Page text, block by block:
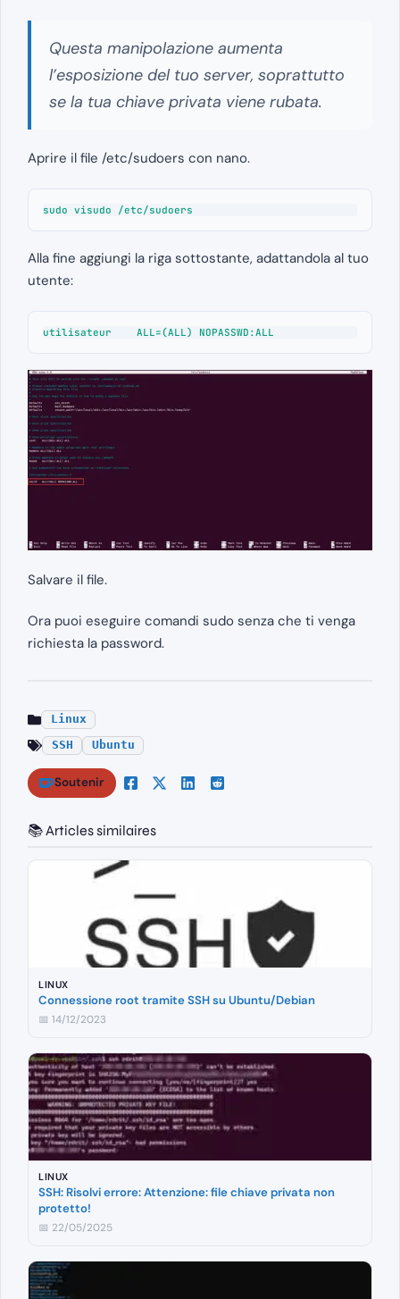
Questa manipolazione aumenta
l’esposizione del tuo server, soprattutto
se la tua chiave privata viene rubata.
Aprire il file /etc/sudoers con nano.
sudo visudo /etc/sudoers
Alla fine aggiungi la riga sottostante, adattandola al tuo
utente:
utilisateur    ALL=(ALL) NOPASSWD:ALL
Salvare il file.
Ora puoi eseguire comandi sudo senza che ti venga
richiesta la password.
Linux
SSH
Ubuntu
Soutenir
📚 Articles similaires
LINUX
Connessione root tramite SSH su Ubuntu/Debian
📅 14/12/2023
LINUX
SSH: Risolvi errore: Attenzione: file chiave privata non
protetto!
📅 22/05/2025